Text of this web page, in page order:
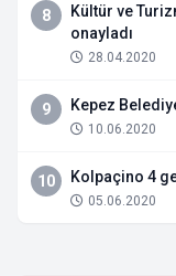
8
Kültür ve
onayladı
28.04.2020
9 Kepez
10.06.2020
10 Kolpaçino 4
05.06.2020